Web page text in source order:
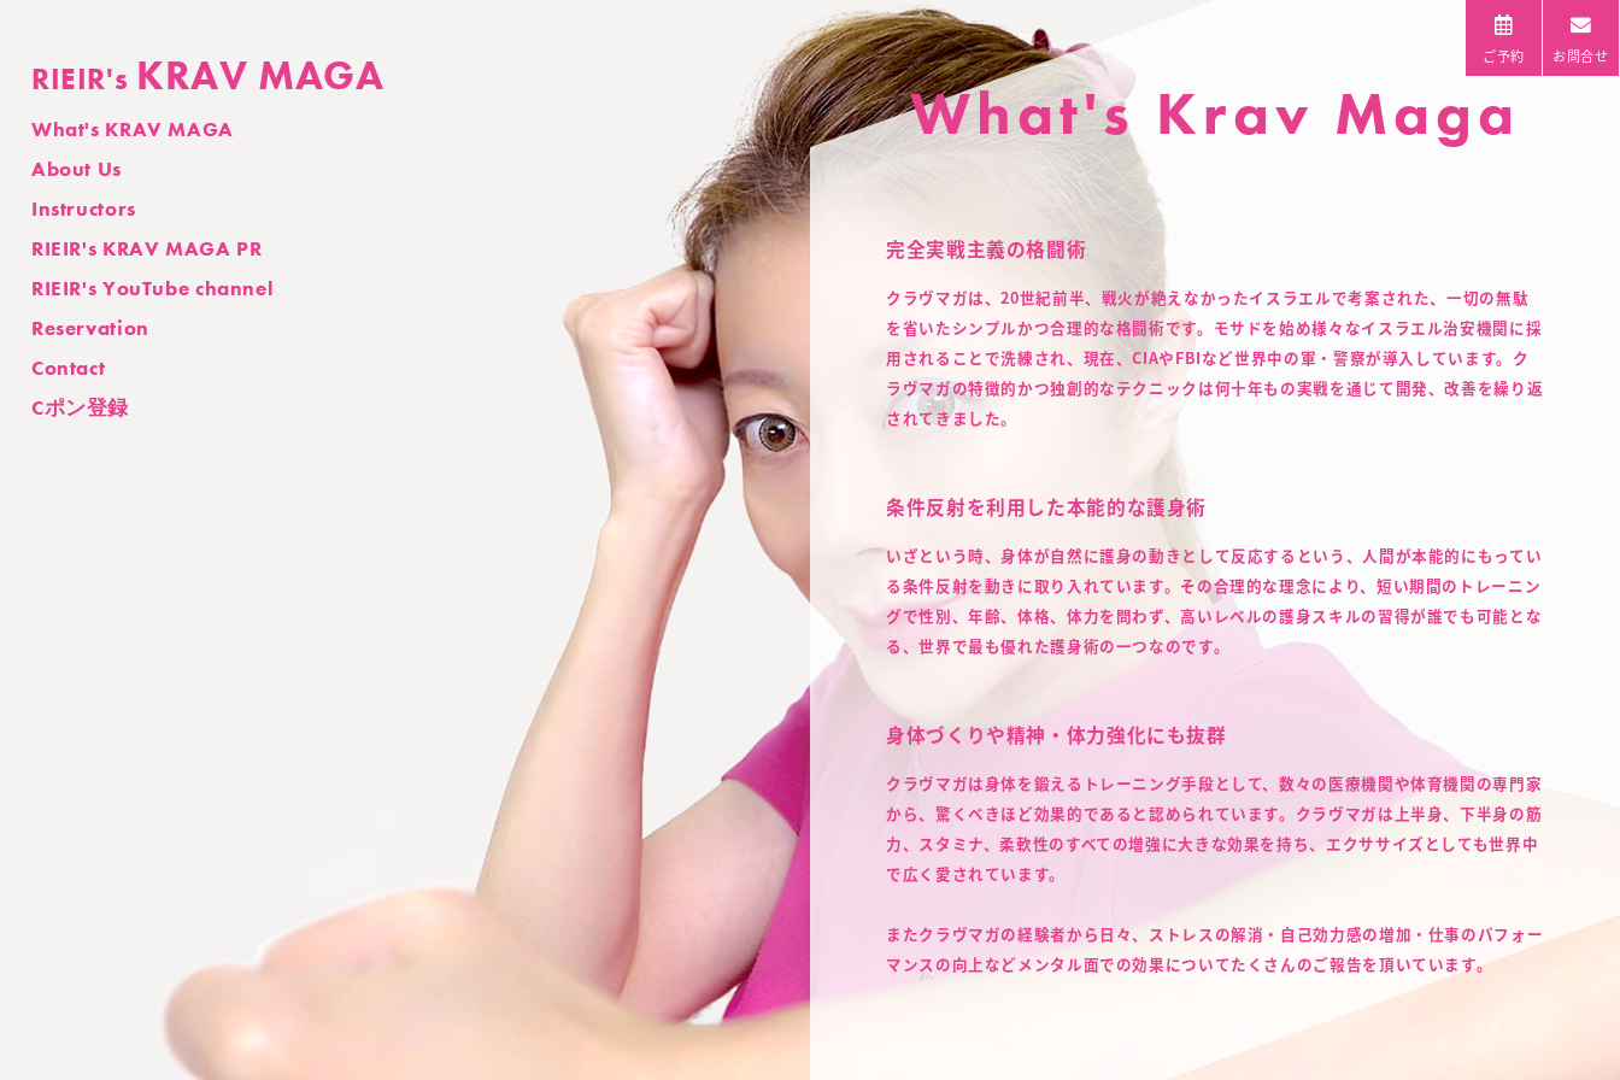
RIEIR's KRAV MAGA
What's KRAV MAGA
About Us
Instructors
RIEIR's KRAV MAGA PR
RIEIR's YouTube channel
Reservation
Contact
Cポン登録
ご予約 お問合せ
What's Krav Maga
完全実戦主義の格闘術
クラヴマガは、20世紀前半、戦火が絶えなかったイスラエルで考案された、一切の無駄
を省いたシンプルかつ合理的な格闘術です。モサドを始め様々なイスラエル治安機関に採
用されることで洗練され、現在、CIAやFBIなど世界中の軍・警察が導入しています。ク
ラヴマガの特徴的かつ独創的なテクニックは何十年もの実戦を通じて開発、改善を繰り返
されてきました。
条件反射を利用した本能的な護身術
いざという時、身体が自然に護身の動きとして反応するという、人間が本能的にもってい
る条件反射を動きに取り入れています。その合理的な理念により、短い期間のトレーニン
グで性別、年齢、体格、体力を問わず、高いレベルの護身スキルの習得が誰でも可能とな
る、世界で最も優れた護身術の一つなのです。
身体づくりや精神・体力強化にも抜群
クラヴマガは身体を鍛えるトレーニング手段として、数々の医療機関や体育機関の専門家
から、驚くベきほど効果的であると認められています。クラヴマガは上半身、下半身の筋
力、スタミナ、柔軟性のすべての増強に大きな効果を持ち、エクササイズとしても世界中
で広く愛されています。
またクラヴマガの経験者から日々、ストレスの解消・自己効力感の増加・仕事のパフォー
マンスの向上などメンタル面での効果についてたくさんのご報告を頂いています。